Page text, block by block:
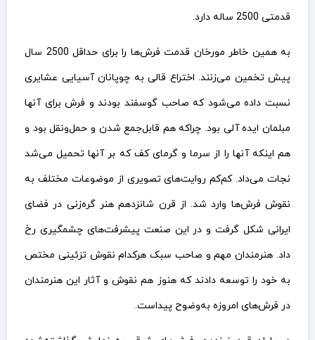
قدمتی 2500 ساله دارد.
به همین خاطر مورخان قدمت فرش‌ها را برای حداقل 2500 سال
پیش تخمین می‌زنند. اختراع قالی به چوپانان آسیایی عشایری
نسبت داده می‌شود که صاحب گوسفند بودند و فرش برای آنها
مبلمان ایده آلی بود. چراکه هم قابل‌جمع شدن و حمل‌ونقل بود و
هم اینکه آنها را از سرما و گرمای کف که بر آنها تحمیل می‌شد
نجات می‌داد. کم‌کم روایت‌های تصویری از موضوعات مختلف به
نقوش فرش‌ها وارد شد. از قرن شانزدهم هنر گره‌زنی در فضای
ایرانی شکل گرفت و در این صنعت پیشرفت‌های چشمگیری رخ
داد. هنرمندان مهم و صاحب سبک هرکدام نقوش تزئینی مختص
به خود را توسعه دادند که هنوز هم نقوش و آثار این هنرمندان
در فرش‌های امروزه به‌وضوح پیداست.